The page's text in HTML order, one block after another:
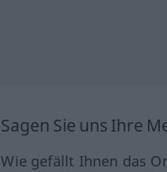
Sagen Sie uns Ihre
Wie gefällt Ihnen das